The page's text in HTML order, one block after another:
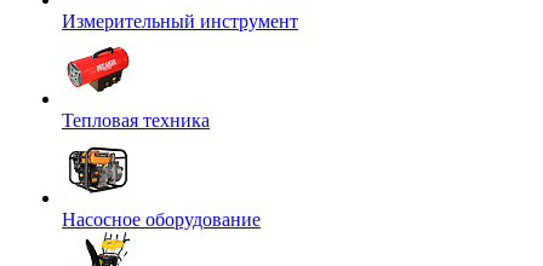
Измерительный инструмент
Тепловая техника
Насосное оборудование